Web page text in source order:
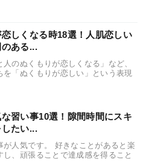
しくなる時18選！人肌恋しい
ある...
人のぬくもりが恋しくなる」など、
を「ぬくもりが恋しい」という表現
習い事10選！隙間時間にスキ
たい...
が人気です。 好きなことがあると楽
し、頑張ることで達成感を得ること